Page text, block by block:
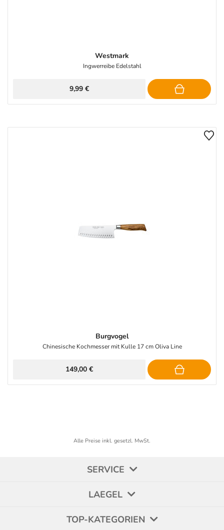
Westmark
Ingwerreibe Edelstahl
9,99 €
Burgvogel
Chinesische Kochmesser mit Kulle 17 cm Oliva Line
149,00 €
Alle Preise inkl. gesetzl. MwSt.
SERVICE
LAEGEL
TOP-KATEGORIEN